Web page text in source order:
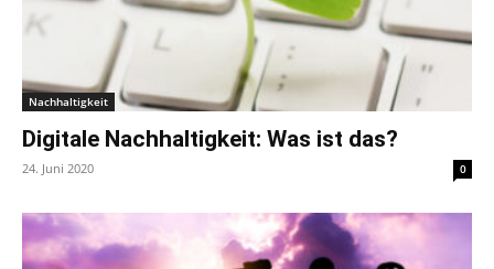
Nachhaltigkeit
Digitale Nachhaltigkeit: Was ist das?
24. Juni 2020 0